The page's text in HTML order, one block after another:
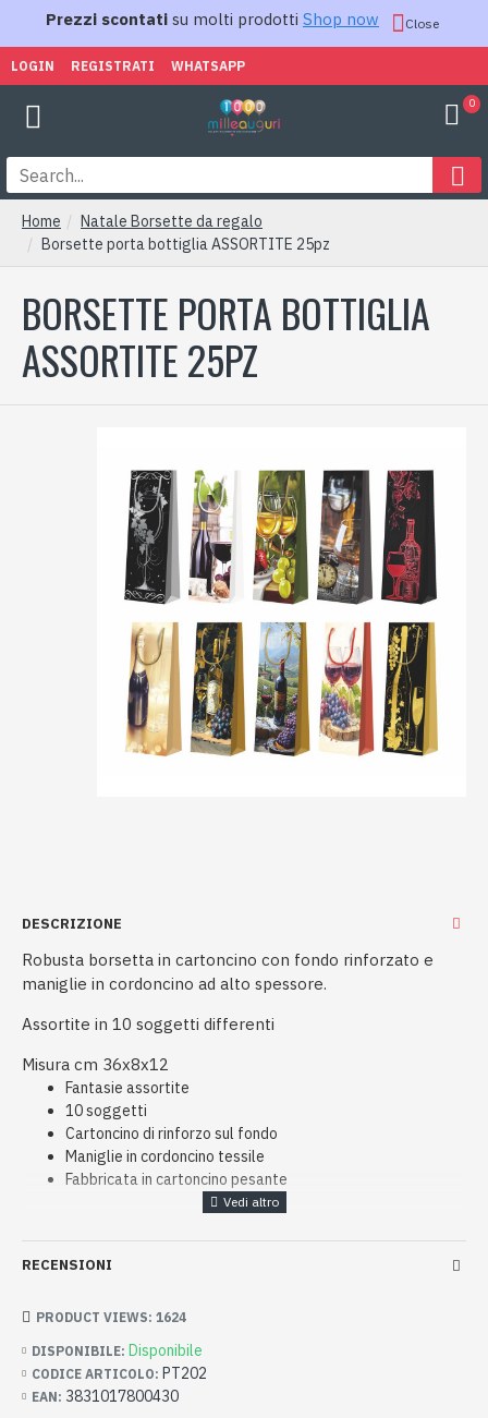
Prezzi scontati su molti prodotti Shop now Close
LOGIN REGISTRATI WHATSAPP
0
Home
Natale Borsette da regalo
Borsette porta bottiglia ASSORTITE 25pz
BORSETTE PORTA BOTTIGLIA
ASSORTITE 25PZ
DESCRIZIONE
Robusta borsetta in cartoncino con fondo rinforzato e
maniglie in cordoncino ad alto spessore.
Assortite in 10 soggetti differenti
Misura cm 36x8x12
Fantasie assortite
10 soggetti
Cartoncino di rinforzo sul fondo
Maniglie in cordoncino tessile
Fabbricata in cartoncino pesante
RECENSIONI
DISPONIBILE: Disponibile
CODICE ARTICOLO: PT202
EAN: 3831017800430
PRODUCT VIEWS: 1624